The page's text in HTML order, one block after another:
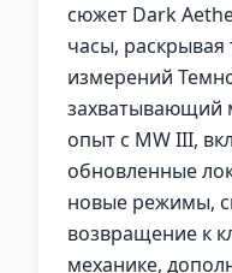
сюжет Dark
часы, раскрывая
измерений
захватывающий
опыт с MW III,
обновленные
новые режимы,
возвращение к
механике,